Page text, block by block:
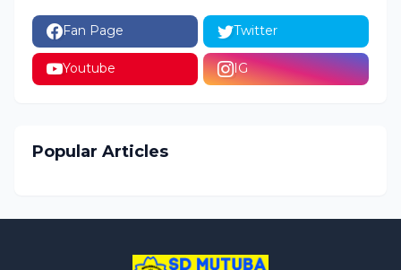
Fan Page Twitter
Youtube IG
Popular Articles